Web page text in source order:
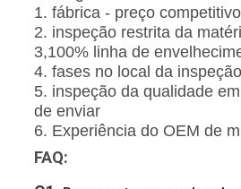
1. fábrica - preço competitivo
2. inspeção restrita da
3,100% linha de
4. fases no local da
5. inspeção da qualidade
de enviar
6. Experiência do OEM de
FAQ: